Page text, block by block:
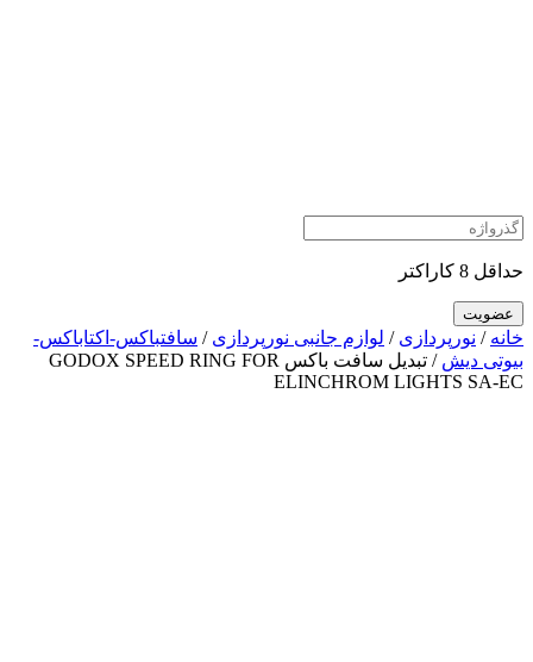
حداقل 8 کاراکتر
خانه / نورپردازی / لوازم جانبی نورپردازی / سافتباکس-اکتاباکس-
بیوتی دیش
/ تبدیل سافت باکس GODOX SPEED RING FOR
ELINCHROM LIGHTS SA-EC